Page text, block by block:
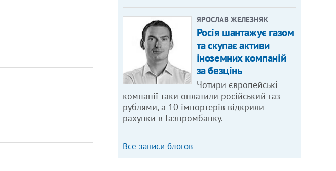
ЯРОСЛАВ ЖЕЛЕЗНЯК
Росія шантажує газом
та скупає активи
іноземних компаній
за безцінь
Чотири європейські
компанії таки оплатили російський газ
рублями, а 10 імпортерів відкрили
рахунки в Газпромбанку.
Все записи блогов